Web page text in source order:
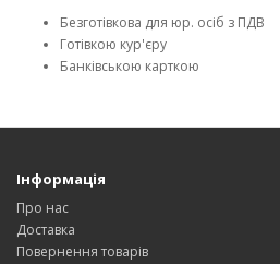
Безготівкова для юр. осіб з ПДВ
Готівкою кур'єру
Банківською карткою
Інформація
Про нас
Доставка
Повернення товарів